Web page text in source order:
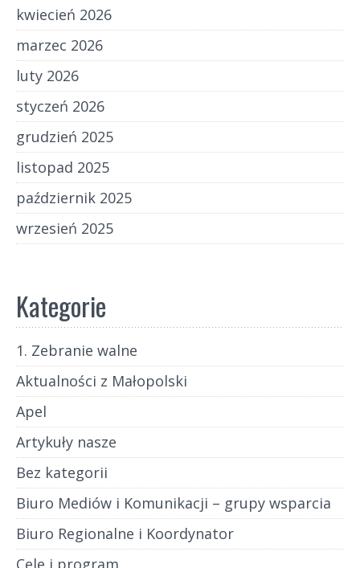
kwiecień 2026
marzec 2026
luty 2026
styczeń 2026
grudzień 2025
listopad 2025
październik 2025
wrzesień 2025
Kategorie
1. Zebranie walne
Aktualności z Małopolski
Apel
Artykuły nasze
Bez kategorii
Biuro Mediów i Komunikacji – grupy wsparcia
Biuro Regionalne i Koordynator
Cele i program